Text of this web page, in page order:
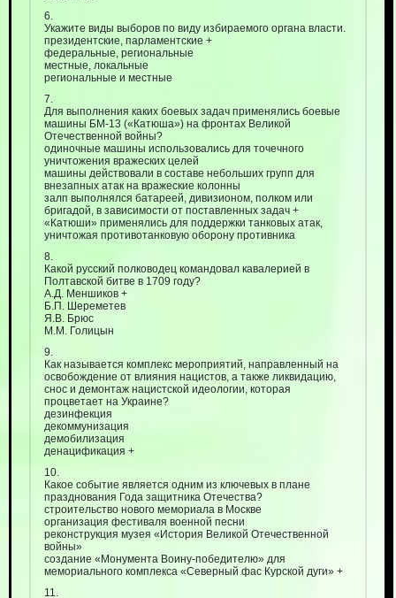
6.
Укажите виды выборов по виду избираемого органа власти.
президентские, парламентские +
федеральные, региональные
местные, локальные
региональные и местные
7.
Для выполнения каких боевых задач применялись боевые
машины БМ-13 («Катюша») на фронтах Великой
Отечественной войны?
одиночные машины использовались для точечного
уничтожения вражеских целей
машины действовали в составе небольших групп для
внезапных атак на вражеские колонны
залп выполнялся батареей, дивизионом, полком или
бригадой, в зависимости от поставленных задач +
«Катюши» применялись для поддержки танковых атак,
уничтожая противотанковую оборону противника
8.
Какой русский полководец командовал кавалерией в
Полтавской битве в 1709 году?
А.Д. Меншиков +
Б.П. Шереметев
Я.В. Брюс
М.М. Голицын
9.
Как называется комплекс мероприятий, направленный на
освобождение от влияния нацистов, а также ликвидацию,
снос и демонтаж нацистской идеологии, которая
процветает на Украине?
дезинфекция
декоммунизация
демобилизация
денацификация +
10.
Какое событие является одним из ключевых в плане
празднования Года защитника Отечества?
строительство нового мемориала в Москве
организация фестиваля военной песни
реконструкция музея «История Великой Отечественной
войны»
создание «Монумента Воину-победителю» для
мемориального комплекса «Северный фас Курской дуги» +
11.